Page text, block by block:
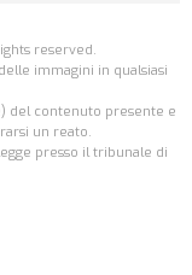
reserved.
immagini in qualsiasi
del contenuto presente e
un reato.
presso il tribunale di